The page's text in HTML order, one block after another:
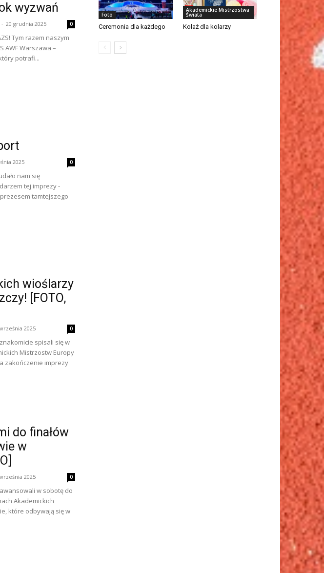
wyzwań
- 20 grudnia 2025 0
Tym razem naszym
AWF Warszawa –
potrafi...
2025 0
nam się
tej imprezy -
tamtejszego
wioślarzy
[FOTO,
2025 0
spisali się w
Mistrzostw Europy
zakończenie imprezy
do finałów
w
2025 0
w sobotę do
Akademickich
które odbywają się w
Foto
Ceremonia dla każdego
Akademickie Mistrzostwa
Świata
Kolaż dla kolarzy